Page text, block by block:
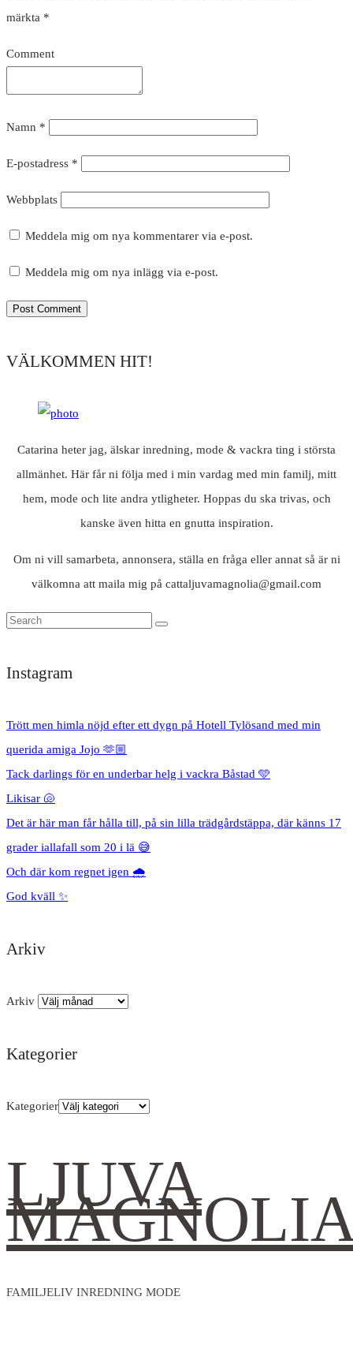
märkta *
Comment
Namn *
E-postadress *
Webbplats
Meddela mig om nya kommentarer via e-post.
Meddela mig om nya inlägg via e-post.
VÄLKOMMEN HIT!
Catarina heter jag, älskar inredning, mode & vackra ting i största
allmänhet. Här får ni följa med i min vardag med min familj, mitt
hem, mode och lite andra ytligheter. Hoppas du ska trivas, och
kanske även hitta en gnutta inspiration.
Om ni vill samarbeta, annonsera, ställa en fråga eller annat så är ni
välkomna att maila mig på cattaljuvamagnolia@gmail.com
Instagram
Trött men himla nöjd efter ett dygn på Hotell Tylösand med min
querida amiga Jojo 🫶🏼
Tack darlings för en underbar helg i vackra Båstad 🩵
Likisar 🐚
Det är här man får hålla till, på sin lilla trädgårdstäppa, där känns 17
grader iallafall som 20 i lä 😅
Och där kom regnet igen 🌧️
God kväll ✨
Arkiv
Arkiv
Kategorier
Kategorier
LJUVA
FAMILJELIV INREDNING MODE